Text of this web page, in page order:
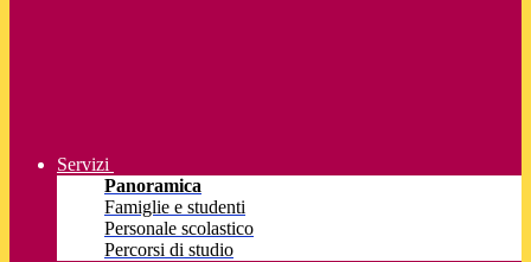
Servizi
Panoramica
Famiglie e studenti
Personale scolastico
Percorsi di studio